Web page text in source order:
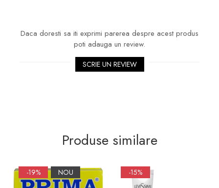
Daca doresti sa iti exprimi parerea despre acest produs
poti adauga un review.
SCRIE UN REVIEW
Produse similare
-19% NOU -15%